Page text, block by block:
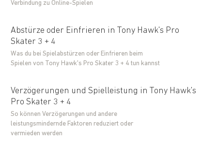
Verbindung zu Online-Spielen
Abstürze oder Einfrieren in Tony Hawk's Pro
Skater 3 + 4
Was du bei Spielabstürzen oder Einfrieren beim
Spielen von Tony Hawk's Pro Skater 3 + 4 tun kannst
Verzögerungen und Spielleistung in Tony Hawk's
Pro Skater 3 + 4
So können Verzögerungen und andere
leistungsmindernde Faktoren reduziert oder
vermieden werden